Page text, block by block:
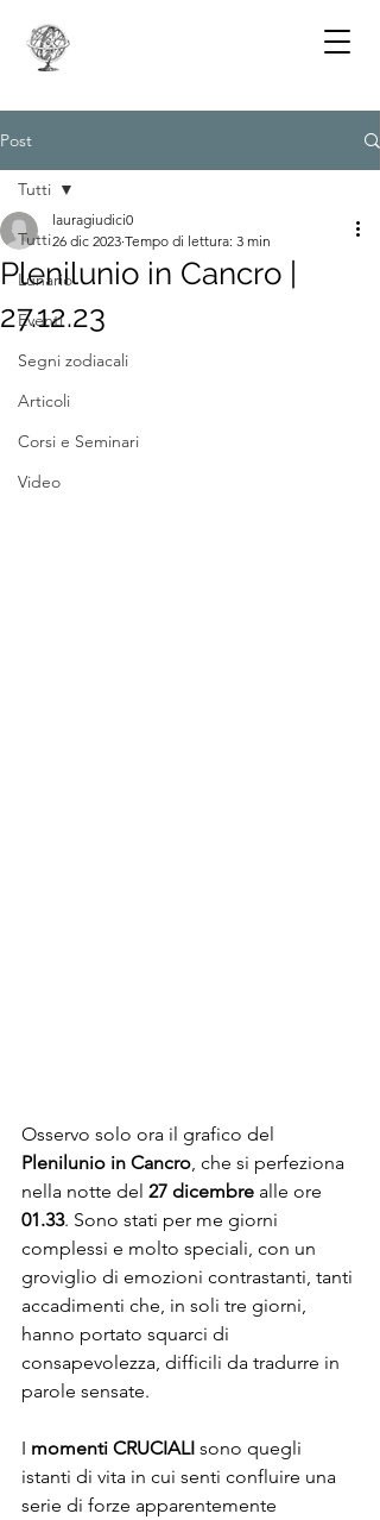
Post
Tutti
Lunario
Eventi
Segni zodiacali
Articoli
Corsi e Seminari
Video
Tutti
Plenilunio in Cancro |
27.12.23
lauragiudici0
26 dic 2023 Tempo di lettura: 3 min
Osservo solo ora il grafico del
Plenilunio in Cancro , che si perfeziona
nella notte del 27 dicembre alle ore
01.33. Sono stati per me giorni
complessi e molto speciali, con un
groviglio di emozioni contrastanti, tanti
accadimenti che, in soli tre giorni,
hanno portato squarci di
consapevolezza, difficili da tradurre in
parole sensate.
I momenti CRUCIALI sono quegli
istanti di vita in cui senti confluire una
serie di forze apparentemente